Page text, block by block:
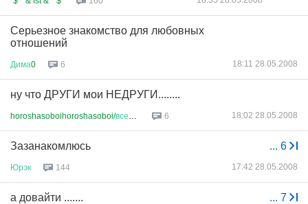
Серьезное знакомство для любовных
отношений
Дима0 6 18:11 28.05.2008
ну что ДРУГИ мои НЕДРУГИ........
horoshasoboihoroshasoboi/всем 6 18:02 28.05.2008
... 6
Зазанакомлюсь
Юрэк 144 17:42 28.05.2008
... 7
а довайти .......